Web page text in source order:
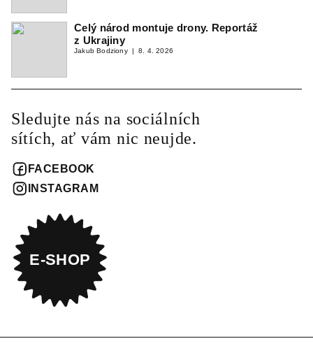
Celý národ montuje drony. Reportáž
z Ukrajiny
Jakub Bodziony 8. 4. 2026
Sledujte nás na sociálních
sítích, ať vám nic neujde.
FACEBOOK
INSTAGRAM
E-SHOP